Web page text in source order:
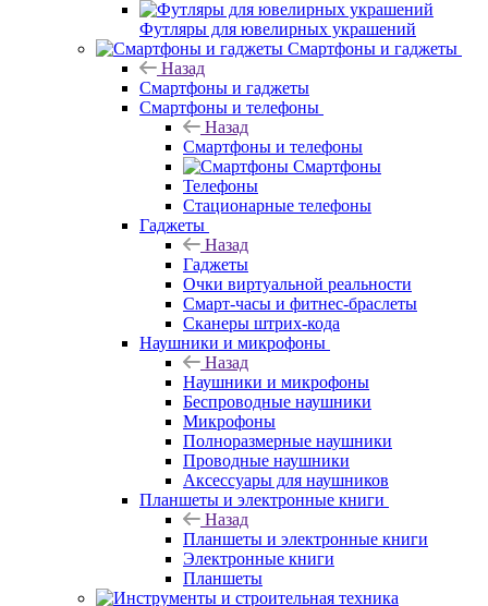
Футляры для ювелирных украшений
Смартфоны и гаджеты
Назад
Смартфоны и гаджеты
Смартфоны и телефоны
Назад
Смартфоны и телефоны
Смартфоны
Телефоны
Стационарные телефоны
Гаджеты
Назад
Гаджеты
Очки виртуальной реальности
Смарт-часы и фитнес-браслеты
Сканеры штрих-кода
Наушники и микрофоны
Назад
Наушники и микрофоны
Беспроводные наушники
Микрофоны
Полноразмерные наушники
Проводные наушники
Аксессуары для наушников
Планшеты и электронные книги
Назад
Планшеты и электронные книги
Электронные книги
Планшеты